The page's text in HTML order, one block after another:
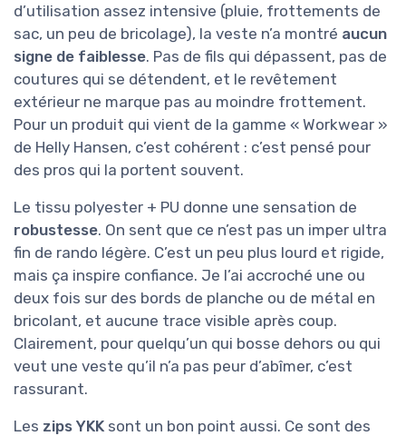
d’utilisation assez intensive (pluie, frottements de
sac, un peu de bricolage), la veste n’a montré aucun
signe de faiblesse. Pas de fils qui dépassent, pas de
coutures qui se détendent, et le revêtement
extérieur ne marque pas au moindre frottement.
Pour un produit qui vient de la gamme « Workwear »
de Helly Hansen, c’est cohérent : c’est pensé pour
des pros qui la portent souvent.
Le tissu polyester + PU donne une sensation de
robustesse. On sent que ce n’est pas un imper ultra
fin de rando légère. C’est un peu plus lourd et rigide,
mais ça inspire confiance. Je l’ai accroché une ou
deux fois sur des bords de planche ou de métal en
bricolant, et aucune trace visible après coup.
Clairement, pour quelqu’un qui bosse dehors ou qui
veut une veste qu’il n’a pas peur d’abîmer, c’est
rassurant.
Les zips YKK sont un bon point aussi. Ce sont des